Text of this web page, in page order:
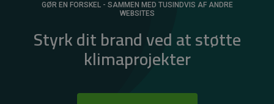
GØR EN FORSKEL - SAMMEN MED TUSINDVIS AF ANDRE
WEBSITES
Styrk dit brand ved at støtte
klimaprojekter